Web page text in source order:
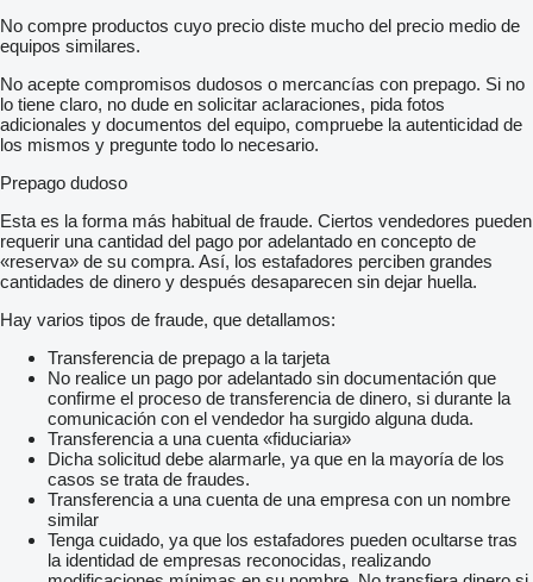
No compre productos cuyo precio diste mucho del precio medio de
equipos similares.
No acepte compromisos dudosos o mercancías con prepago. Si no
lo tiene claro, no dude en solicitar aclaraciones, pida fotos
adicionales y documentos del equipo, compruebe la autenticidad de
los mismos y pregunte todo lo necesario.
Prepago dudoso
Esta es la forma más habitual de fraude. Ciertos vendedores pueden
requerir una cantidad del pago por adelantado en concepto de
«reserva» de su compra. Así, los estafadores perciben grandes
cantidades de dinero y después desaparecen sin dejar huella.
Hay varios tipos de fraude, que detallamos:
Transferencia de prepago a la tarjeta
No realice un pago por adelantado sin documentación que
confirme el proceso de transferencia de dinero, si durante la
comunicación con el vendedor ha surgido alguna duda.
Transferencia a una cuenta «fiduciaria»
Dicha solicitud debe alarmarle, ya que en la mayoría de los
casos se trata de fraudes.
Transferencia a una cuenta de una empresa con un nombre
similar
Tenga cuidado, ya que los estafadores pueden ocultarse tras
la identidad de empresas reconocidas, realizando